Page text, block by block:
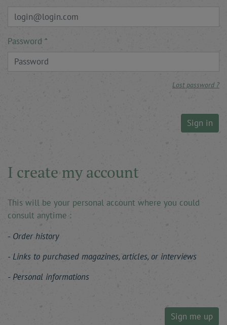
Password
Lost password ?
Sign in
I create my account
This will be your personal account where you could
consult anytime :
Order history
Links to purchased magazines, articles, or interviews
Personal informations
Sign me up